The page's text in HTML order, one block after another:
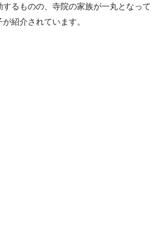
るものの、寺院の家族が一丸となって
紹介されています。